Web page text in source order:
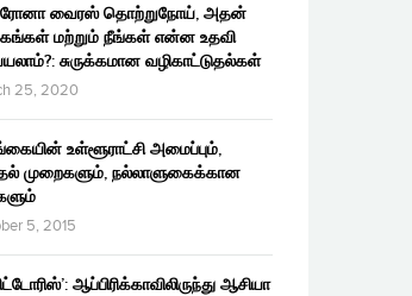
வைரஸ் தொற்றுநோய், அதன்
மற்றும் நீங்கள் என்ன உதவி
சுருக்கமான வழிகாட்டுதல்கள்
25, 2020
உள்ளூராட்சி அமைப்பும்,
முறைகளும், நல்லாளுகைக்கான
5, 2015
ஆப்பிரிக்காவிலிருந்து ஆசியா